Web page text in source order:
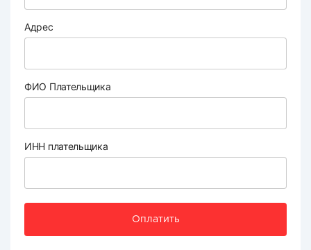
Адрес
ФИО Плательщика
ИНН плательщика
Оплатить